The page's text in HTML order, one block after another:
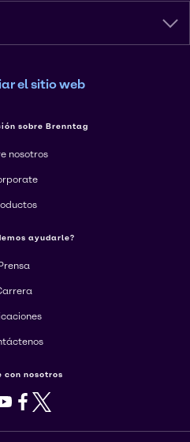
el sitio web
sobre Brenntag
nosotros
ayudarle?
Prensa
con nosotros
Youtube
Facebook
X